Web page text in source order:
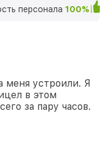
персонала 100%
меня устроили. Я
в этом
за пару часов.